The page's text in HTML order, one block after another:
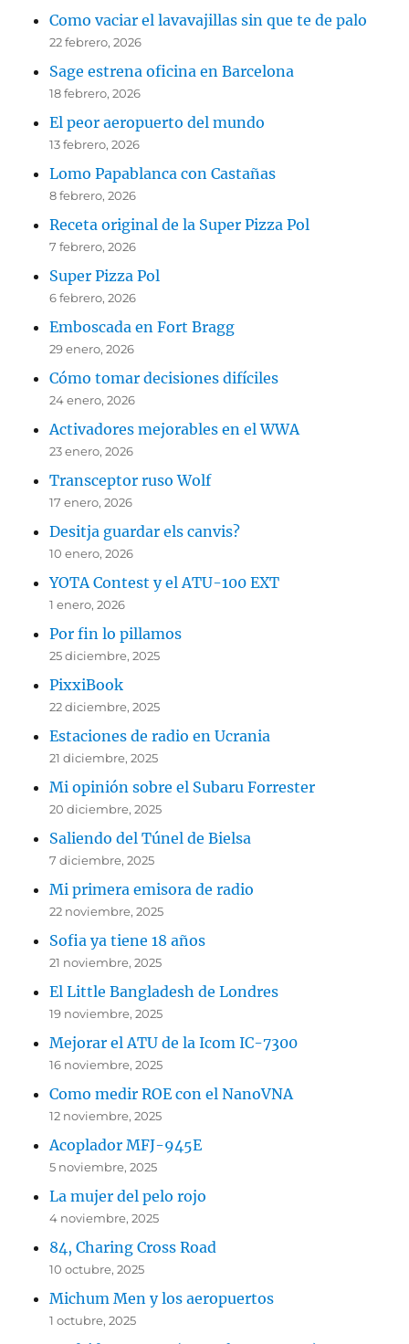
Como vaciar el lavavajillas sin que te de palo
22 febrero, 2026
Sage estrena oficina en Barcelona
18 febrero, 2026
El peor aeropuerto del mundo
13 febrero, 2026
Lomo Papablanca con Castañas
8 febrero, 2026
Receta original de la Super Pizza Pol
7 febrero, 2026
Super Pizza Pol
6 febrero, 2026
Emboscada en Fort Bragg
29 enero, 2026
Cómo tomar decisiones difíciles
24 enero, 2026
Activadores mejorables en el WWA
23 enero, 2026
Transceptor ruso Wolf
17 enero, 2026
Desitja guardar els canvis?
10 enero, 2026
YOTA Contest y el ATU-100 EXT
1 enero, 2026
Por fin lo pillamos
25 diciembre, 2025
PixxiBook
22 diciembre, 2025
Estaciones de radio en Ucrania
21 diciembre, 2025
Mi opinión sobre el Subaru Forrester
20 diciembre, 2025
Saliendo del Túnel de Bielsa
7 diciembre, 2025
Mi primera emisora de radio
22 noviembre, 2025
Sofia ya tiene 18 años
21 noviembre, 2025
El Little Bangladesh de Londres
19 noviembre, 2025
Mejorar el ATU de la Icom IC-7300
16 noviembre, 2025
Como medir ROE con el NanoVNA
12 noviembre, 2025
Acoplador MFJ-945E
5 noviembre, 2025
La mujer del pelo rojo
4 noviembre, 2025
84, Charing Cross Road
10 octubre, 2025
Michum Men y los aeropuertos
1 octubre, 2025